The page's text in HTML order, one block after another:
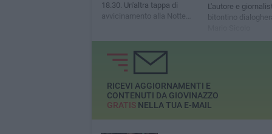
18.30. Un'altra tappa di
avvicinamento alla Notte
L'autore e
bitontino
RICEVI AGGIORNAMENTI E
CONTENUTI DA GIOVINAZZO
GRATISNELLA TUA E-MAIL